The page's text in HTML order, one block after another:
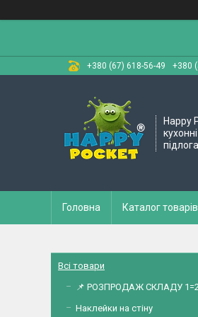
+380 (67) 618-56-49 +380
Happy
Головна Каталог товарів
Всі товари
📌 РОЗПРОДАЖ СКЛАДУ
Наклейки на стіну